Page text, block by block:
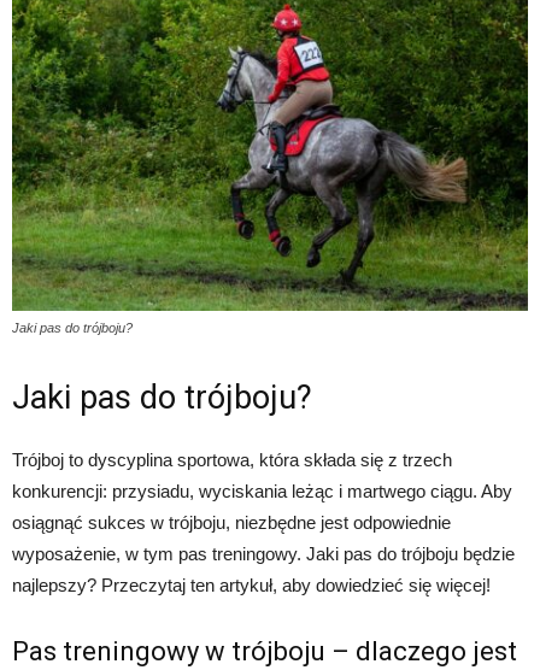
Jaki pas do trójboju?
Jaki pas do trójboju?
Trójboj to dyscyplina sportowa, która składa się z trzech
konkurencji: przysiadu, wyciskania leżąc i martwego ciągu. Aby
osiągnąć sukces w trójboju, niezbędne jest odpowiednie
wyposażenie, w tym pas treningowy. Jaki pas do trójboju będzie
najlepszy? Przeczytaj ten artykuł, aby dowiedzieć się więcej!
Pas treningowy w trójboju – dlaczego jest